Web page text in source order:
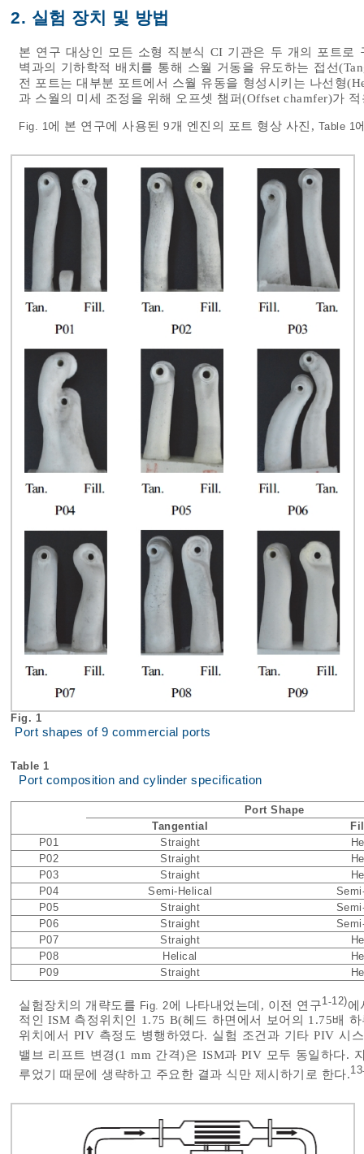
2. 실험 장치 및 방법
본 연구 대상인 모든 소형 직분식 CI 기관은 두 개의 포트로
벽과의 기하학적 배치를 통해 스월 거동을 유도하는 접선
전 포트는 대부분 포트에서 스월 유동을 형성시키는 나선형
과 스월의 미세 조정을 위해 오프셋 챔퍼(Offset chamfer)가
Fig. 1 에 본 연구에 사용된 9개 엔진의 포트 형상 사진, Table 1
Fig. 1
Port shapes of 9 commercial ports
Table 1
Port composition and cylinder specification
Port Shape
Tangential
P01
Straight
P02
Straight
P03
Straight
P04
Semi-Helical
P05
Straight
P06
Straight
P07
Straight
P08
Helical
P09
Straight
실험장치의 개략도를 Fig. 2에 나타내었는데, 이전 연구1 -12)에
적인 ISM 측정위치인 1.75 B(헤드 하면에서 보어의 1.75배
위치에서 PIV 측정도 병행하였다. 실험 조건과 기타 PIV 시
밸브 리프트 변경(1 mm 간격)은 ISM과 PIV 모두 동일하다.
루었기 때문에 생략하고 주요한 결과 식만 제시하기로 한다.13